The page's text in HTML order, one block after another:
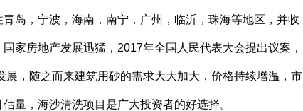
，宁波，海南，南宁，广州，临沂，珠海等地区，并收
家房地产发展迅猛，2017年全国人民代表大会提出议案，
，随之而来建筑用砂的需求大大加大，价格持续增温，市
量，海沙清洗项目是广大投资者的好选择。